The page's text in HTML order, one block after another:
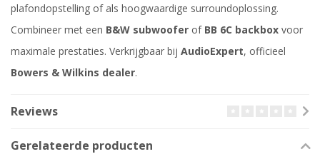
plafondopstelling of als hoogwaardige surroundoplossing.
Combineer met een B&W subwoofer of BB 6C backbox voor
maximale prestaties. Verkrijgbaar bij AudioExpert, officieel
Bowers & Wilkins dealer.
Reviews
Gerelateerde producten